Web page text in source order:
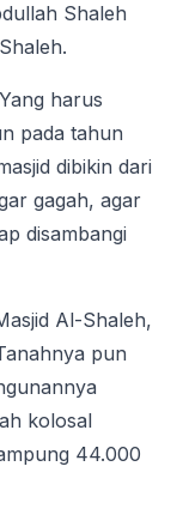
Shaleh
harus
pada tahun
dibikin dari
gagah, agar
disambangi
Al-Shaleh,
pun
kolosal
44.000